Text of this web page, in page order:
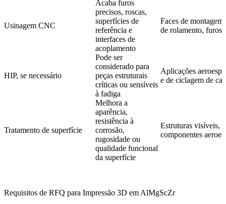
Usinagem CNC
Acaba furos
precisos, roscas,
superfícies de
referência e
interfaces de
acoplamento
Faces de
de rolamento, furos
HIP, se necessário
Pode ser
considerado para
peças estruturais
críticas ou sensíveis
à fadiga
Aplicações
e de ciclagem de
Tratamento de superfície
Melhora a
aparência,
resistência à
corrosão,
rugosidade ou
qualidade funcional
da superfície
Estruturas visíveis,
componentes
Requisitos de RFQ para Impressão 3D em AlMgScZr